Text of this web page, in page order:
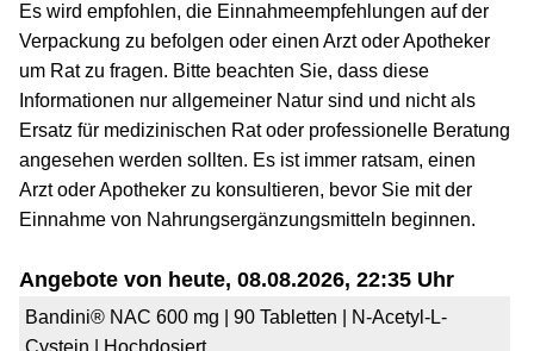
Es wird empfohlen, die Einnahmeempfehlungen auf der
Verpackung zu befolgen oder einen Arzt oder Apotheker
um Rat zu fragen. Bitte beachten Sie, dass diese
Informationen nur allgemeiner Natur sind und nicht als
Ersatz für medizinischen Rat oder professionelle Beratung
angesehen werden sollten. Es ist immer ratsam, einen
Arzt oder Apotheker zu konsultieren, bevor Sie mit der
Einnahme von Nahrungsergänzungsmitteln beginnen.
Angebote von heute, 08.08.2026, 22:35 Uhr
Bandini® NAC 600 mg | 90 Tabletten | N-Acetyl-L-